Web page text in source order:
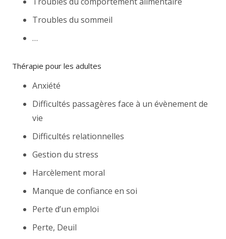
Troubles du sommeil
…
Thérapie pour les adultes
Anxiété
Difficultés passagères face à un évènement de
vie
Difficultés relationnelles
Gestion du stress
Harcèlement moral
Manque de confiance en soi
Perte d’un emploi
Perte, Deuil